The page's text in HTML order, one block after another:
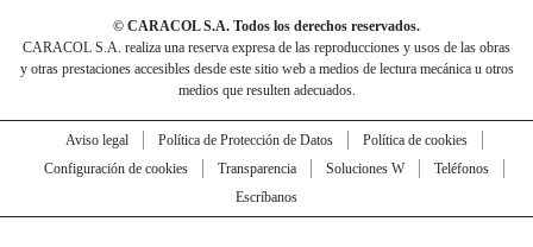
© CARACOL S.A. Todos los derechos reservados.
CARACOL S.A. realiza una reserva expresa de las reproducciones y usos de las obras
y otras prestaciones accesibles desde este sitio web a medios de lectura mecánica u otros
medios que resulten adecuados.
Aviso legal Política de Protección de Datos
Política de cookies
Configuración de cookies
Transparencia Soluciones W
Teléfonos
Escríbanos